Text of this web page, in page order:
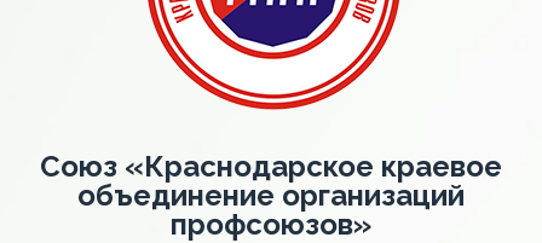
Союз «Краснодарское краевое
объединение организаций
профсоюзов»